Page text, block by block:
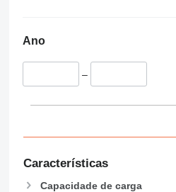
Ano
–
Características
Capacidade de carga